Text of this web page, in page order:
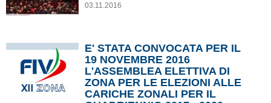
03.11.2016
E' STATA CONVOCATA PER IL
19 NOVEMBRE 2016
L'ASSEMBLEA ELETTIVA DI
ZONA PER LE ELEZIONI ALLE
CARICHE ZONALI PER IL